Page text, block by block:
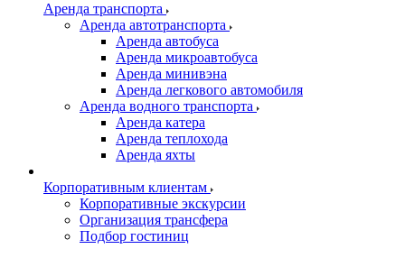
Аренда транспорта
Аренда автотранспорта
Аренда автобуса
Аренда микроавтобуса
Аренда минивэна
Аренда легкового автомобиля
Аренда водного транспорта
Аренда катера
Аренда теплохода
Аренда яхты
Корпоративным клиентам
Корпоративные экскурсии
Организация трансфера
Подбор гостиниц